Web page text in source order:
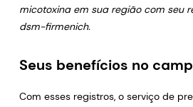
micotoxina em sua região com seu
dsm-firmenich.
Seus benefícios no
Com esses registros, o serviço de